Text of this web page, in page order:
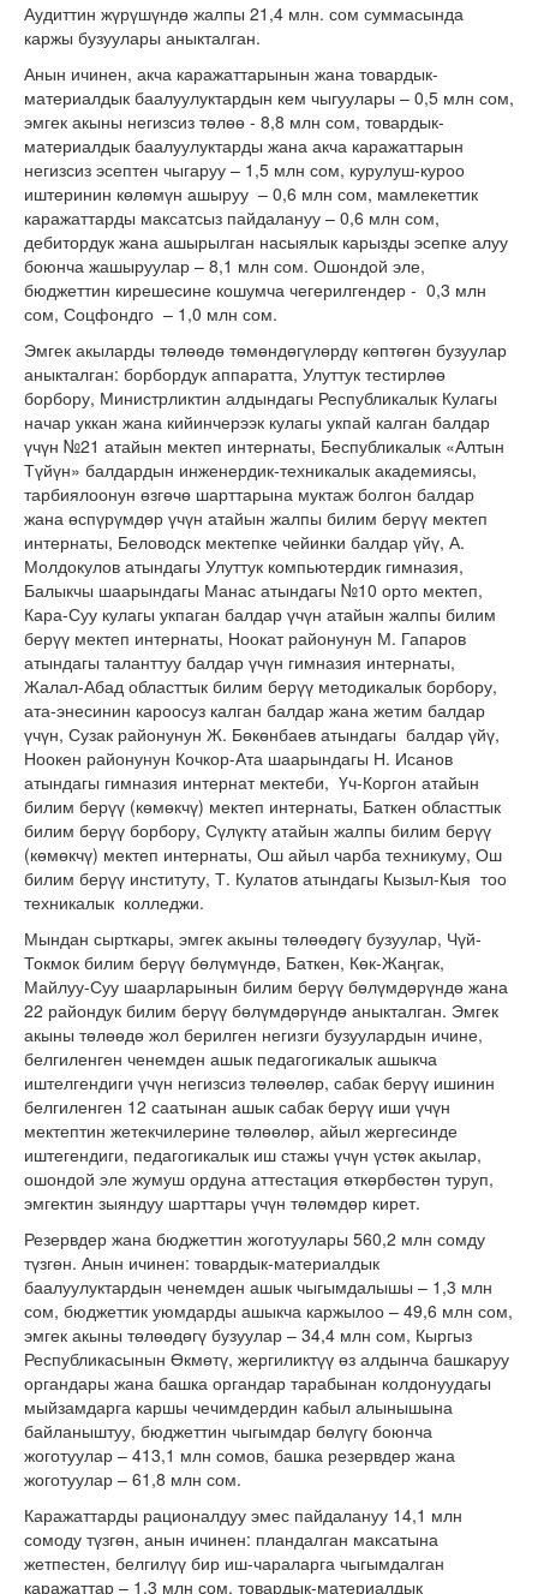
Аудиттин жүрүшүндө жалпы 21,4 млн. сом суммасында
каржы бузуулары аныкталган.
Анын ичинен, акча каражаттарынын жана товардык-
материалдык баалуулуктардын кем чыгуулары – 0,5 млн сом,
эмгек акыны негизсиз төлөө - 8,8 млн сом, товардык-
материалдык баалуулуктарды жана акча каражаттарын
негизсиз эсептен чыгаруу – 1,5 млн сом, курулуш-куроо
иштеринин көлөмүн ашыруу – 0,6 млн сом, мамлекеттик
каражаттарды максатсыз пайдалануу – 0,6 млн сом,
дебитордук жана ашырылган насыялык карызды эсепке алуу
боюнча жашыруулар – 8,1 млн сом. Ошондой эле,
бюджеттин кирешесине кошумча чегерилгендер - 0,3 млн
сом, Соцфондго – 1,0 млн сом.
Эмгек акыларды төлөөдө төмөндөгүлөрдү көптөгөн бузуулар
аныкталган: борбордук аппаратта, Улуттук тестирлөө
борбору, Министрликтин алдындагы Республикалык Кулагы
начар уккан жана кийинчерээк кулагы укпай калган балдар
үчүн №21 атайын мектеп интернаты, Беспубликалык «Алтын
Түйүн» балдардын инженердик-техникалык академиясы,
тарбиялоонун өзгөчө шарттарына муктаж болгон балдар
жана өспүрүмдөр үчүн атайын жалпы билим берүү мектеп
интернаты, Беловодск мектепке чейинки балдар үйү, А.
Молдокулов атындагы Улуттук компьютердик гимназия,
Балыкчы шаарындагы Манас атындагы №10 орто мектеп,
Кара-Суу кулагы укпаган балдар үчүн атайын жалпы билим
берүү мектеп интернаты, Ноокат районунун М. Гапаров
атындагы таланттуу балдар үчүн гимназия интернаты,
Жалал-Абад областтык билим берүү методикалык борбору,
ата-энесинин кароосуз калган балдар жана жетим балдар
үчүн, Сузак районунун Ж. Бөкөнбаев атындагы балдар үйү,
Ноокен районунун Кочкор-Ата шаарындагы Н. Исанов
атындагы гимназия интернат мектеби, Үч-Коргон атайын
билим берүү (көмөкчү) мектеп интернаты, Баткен областтык
билим берүү борбору, Сүлүктү атайын жалпы билим берүү
(көмөкчү) мектеп интернаты, Ош айыл чарба техникуму, Ош
билим берүү институту, Т. Кулатов атындагы Кызыл-Кыя тоо
техникалык колледжи.
Мындан сырткары, эмгек акыны төлөөдөгү бузуулар, Чүй-
Токмок билим берүү бөлүмүндө, Баткен, Көк-Жаңгак,
Майлуу-Суу шаарларынын билим берүү бөлүмдөрүндө жана
22 райондук билим берүү бөлүмдөрүндө аныкталган. Эмгек
акыны төлөөдө жол берилген негизги бузуулардын ичине,
белгиленген ченемден ашык педагогикалык ашыкча
иштелгендиги үчүн негизсиз төлөөлөр, сабак берүү ишинин
белгиленген 12 саатынан ашык сабак берүү иши үчүн
мектептин жетекчилерине төлөөлөр, айыл жергесинде
иштегендиги, педагогикалык иш стажы үчүн үстөк акылар,
ошондой эле жумуш ордуна аттестация өткөрбөстөн туруп,
эмгектин зыяндуу шарттары үчүн төлөмдөр кирет.
Резервдер жана бюджеттин жоготуулары 560,2 млн сомду
түзгөн. Анын ичинен: товардык-материалдык
баалуулуктардын ченемден ашык чыгымдалышы – 1,3 млн
сом, бюджеттик уюмдарды ашыкча каржылоо – 49,6 млн сом,
эмгек акыны төлөөдөгү бузуулар – 34,4 млн сом, Кыргыз
Республикасынын Өкмөтү, жергиликтүү өз алдынча башкаруу
органдары жана башка органдар тарабынан колдонуудагы
мыйзамдарга каршы чечимдердин кабыл алынышына
байланыштуу, бюджеттин чыгымдар бөлүгү боюнча
жоготуулар – 413,1 млн сомов, башка резервдер жана
жоготуулар – 61,8 млн сом.
Каражаттарды рационалдуу эмес пайдалануу 14,1 млн
сомоду түзгөн, анын ичинен: пландалган максатына
жетпестен, белгилүү бир иш-чараларга чыгымдалган
каражаттар – 1,3 млн сом, товардык-материалдык